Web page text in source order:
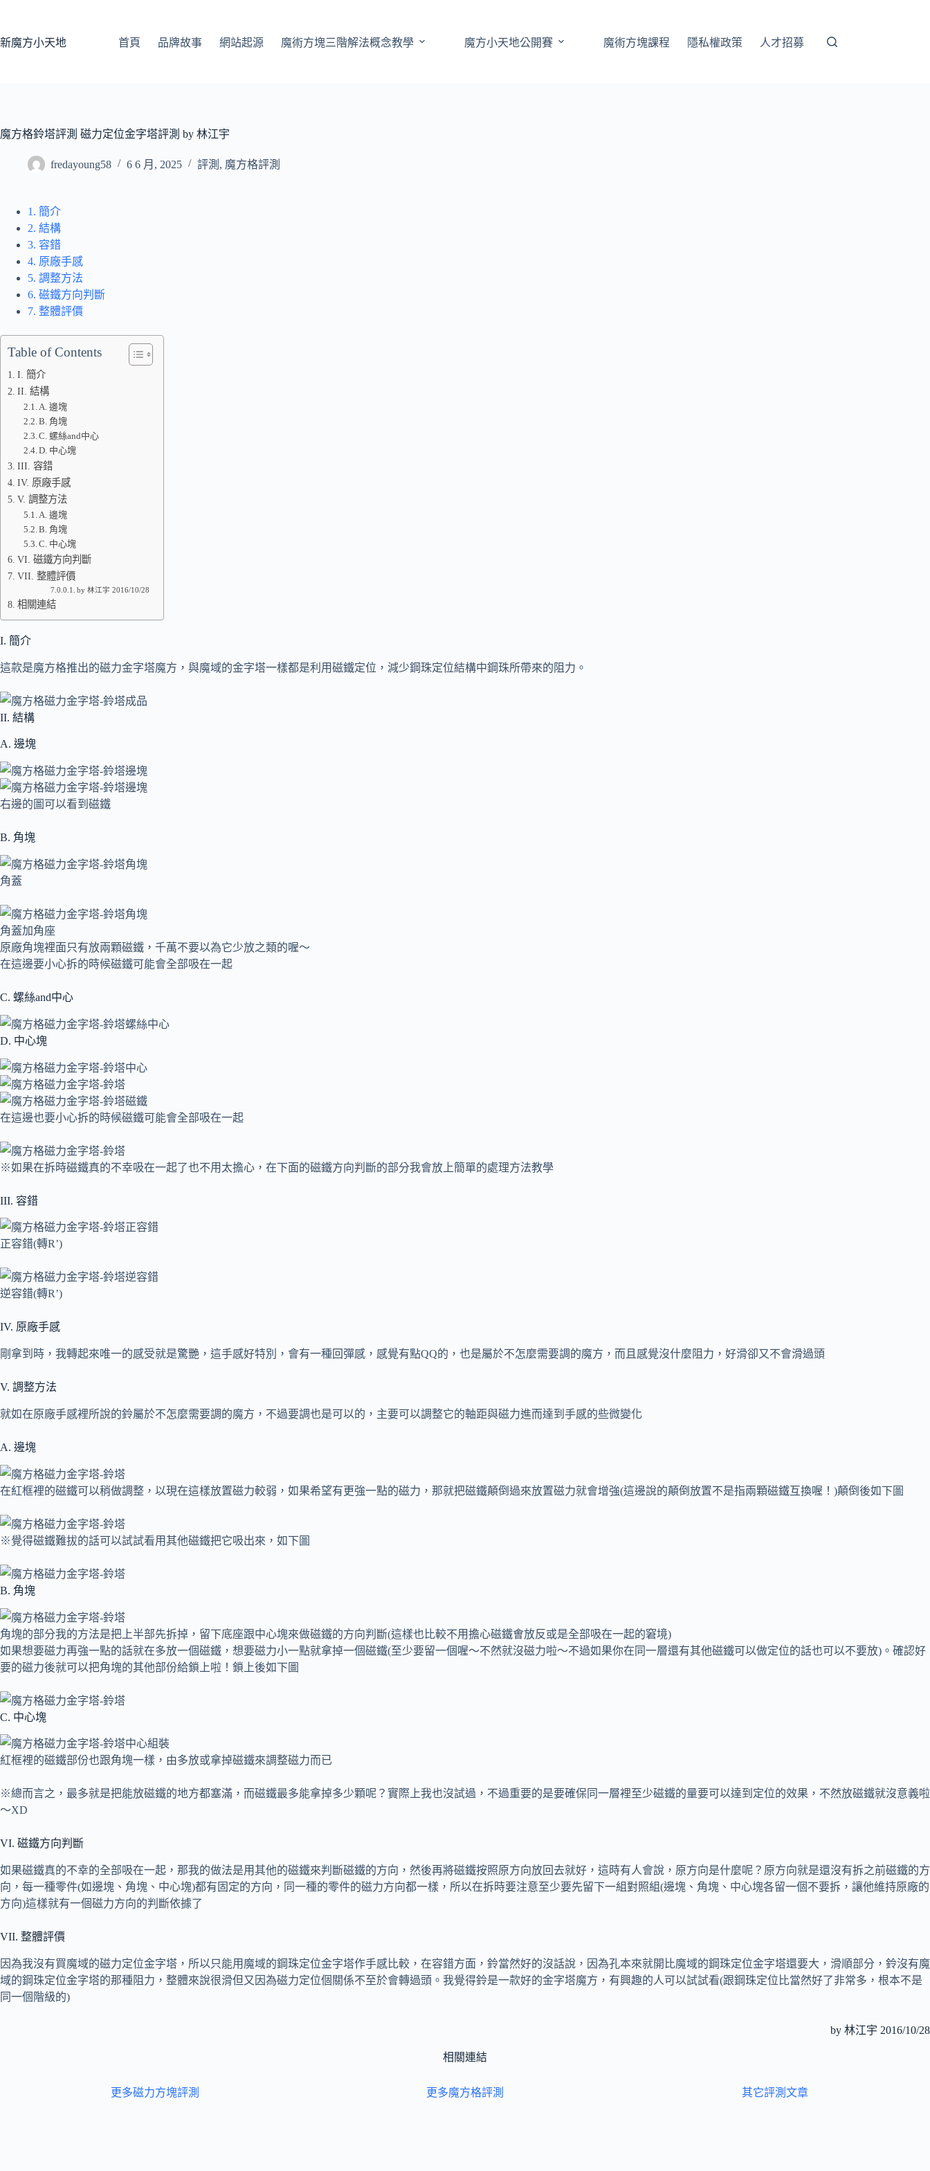
主
新魔方小天地 首頁 品牌故事 網站起源 魔術方塊三階解法概念教學 魔方小天地公開賽 魔術方塊課程 隱私權政策 人才招募
魔方格鈴塔評測 磁力定位金字塔評測 by 林江宇
fredayoung58 6 6 月, 2025 評測 , 魔方格評測
1. 簡介
2. 結構
3. 容錯
4. 原廠手感
5. 調整方法
6. 磁鐵方向判斷
7. 整體評價
Table of Contents
I. 簡介
II. 結構
A. 邊塊
B. 角塊
C. 螺絲and中心
D. 中心塊
III. 容錯
IV. 原廠手感
V. 調整方法
A. 邊塊
B. 角塊
C. 中心塊
VI. 磁鐵方向判斷
VII. 整體評價
by 林江宇 2016/10/28
相關連結
I. 簡介
這款是魔方格推出的磁力金字塔魔方，與魔域的金字塔一樣都是利用磁鐵定位，減少鋼珠定位結構中鋼珠所帶來的阻力。
II. 結構
A. 邊塊
右邊的圖可以看到磁鐵
B. 角塊
角蓋
角蓋加角座
原廠角塊裡面只有放兩顆磁鐵，千萬不要以為它少放之類的喔～
在這邊要小心拆的時候磁鐵可能會全部吸在一起
C. 螺絲and中心
D. 中心塊
在這邊也要小心拆的時候磁鐵可能會全部吸在一起
※如果在拆時磁鐵真的不幸吸在一起了也不用太擔心，在下面的磁鐵方向判斷的部分我會放上簡單的處理方法教學
III. 容錯
正容錯(轉R’)
逆容錯(轉R’)
IV. 原廠手感
剛拿到時，我轉起來唯一的感受就是驚艷，這手感好特別，會有一種回彈感，感覺有點QQ的，也是屬於不怎麼需要調的魔方，而且感覺沒什麼阻力，好滑卻又不會滑過頭
V. 調整方法
就如在原廠手感裡所說的鈴屬於不怎麼需要調的魔方，不過要調也是可以的，主要可以調整它的軸距與磁力進而達到手感的些微變化
A. 邊塊
在紅框裡的磁鐵可以稍做調整，以現在這樣放置磁力較弱，如果希望有更強一點的磁力，那就把磁鐵顛倒過來放置磁力就會增強(這邊說的顛倒放置不是指兩顆磁鐵互換喔！)顛倒後如下圖
※覺得磁鐵難拔的話可以試試看用其他磁鐵把它吸出來，如下圖
B. 角塊
角塊的部分我的方法是把上半部先拆掉，留下底座跟中心塊來做磁鐵的方向判斷(這樣也比較不用擔心磁鐵㑹放反或是全部吸在一起的窘境)
如果想要磁力再強一點的話就在多放一個磁鐵，想要磁力小一點就拿掉一個磁鐵(至少要留一個喔～不然就沒磁力啦～不過如果你在同一層還有其他磁鐵可以做定位的話也可以不要放)。確認好
要的磁力後就可以把角塊的其他部份給鎖上啦！鎖上後如下圖
C. 中心塊
紅框裡的磁鐵部份也跟角塊一樣，由多放或拿掉磁鐵來調整磁力而已
※總而言之，最多就是把能放磁鐵的地方都塞滿，而磁鐵最多能拿掉多少顆呢？實際上我也沒試過，不過重要的是要確保同一層裡至少磁鐵的量要可以達到定位的效果，不然放磁鐵就沒意義啦
～XD
VI. 磁鐵方向判斷
如果磁鐵真的不幸的全部吸在一起，那我的做法是用其他的磁鐵來判斷磁鐵的方向，然後再將磁鐵按照原方向放回去就好，這時有人會說，原方向是什麼呢？原方向就是還沒有拆之前磁鐵的方
向，每一種零件(如邊塊、角塊、中心塊)都有固定的方向，同一種的零件的磁力方向都一樣，所以在拆時要注意至少要先留下一組對照組(邊塊、角塊、中心塊各留一個不要拆，讓他維持原廠的
方向)這樣就有一個磁力方向的判斷依據了
VII. 整體評價
因為我沒有買魔域的磁力定位金字塔，所以只能用魔域的鋼珠定位金字塔作手感比較，在容錯方面，鈴當然好的沒話說，因為孔本來就開比魔域的鋼珠定位金字塔還要大，滑順部分，鈴沒有魔
域的鋼珠定位金字塔的那種阻力，整體來說很滑但又因為磁力定位個關係不至於會轉過頭。我覺得鈴是一款好的金字塔魔方，有興趣的人可以試試看(跟鋼珠定位比當然好了非常多，根本不是
同一個階級的)
by 林江宇 2016/10/28
相關連結
更多磁力方塊評測 更多魔方格評測 其它評測文章